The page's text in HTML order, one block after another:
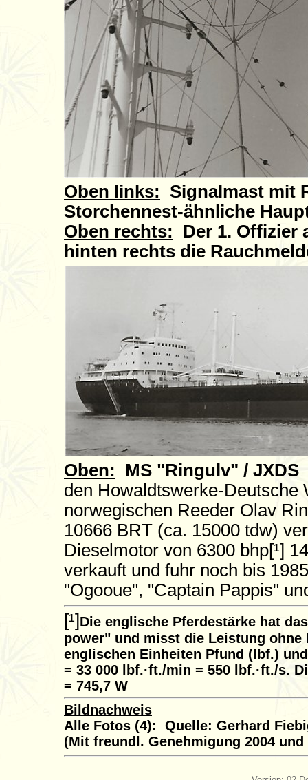
Oben links:
Signalmast mit
Storchennest-ähnliche
Oben rechts:
Der 1. Offizier
hinten rechts die
Oben: MS "Ringulv" / JXDS
den Howaldtswerke-Deutsche
norwegischen Reeder Olav
10666 BRT (ca. 15000 tdw)
Dieselmotor von 6300 bhp[¹]
verkauft und fuhr noch bis
"Ogooue", "Captain Pappis"
[¹]Die englische Pferdestärke hat
power" und misst die Leistung ohne
englischen Einheiten Pfund (lbf.)
= 33 000 lbf.·ft./min = 550 lbf.·ft./s.
= 745,7 W
Bildnachweis
Alle Fotos (4): Quelle: Gerhard
(Mit freundl. Genehmigung 2004